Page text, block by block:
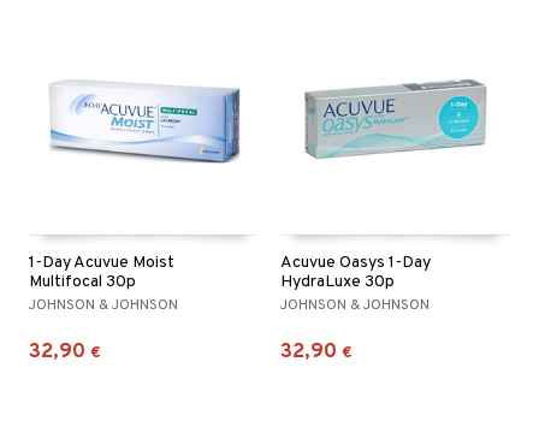
1-Day Acuvue Moist
Multifocal 30p
JOHNSON & JOHNSON
32,90 €
Acuvue Oasys 1-Day
HydraLuxe 30p
JOHNSON & JOHNSON
32,90 €